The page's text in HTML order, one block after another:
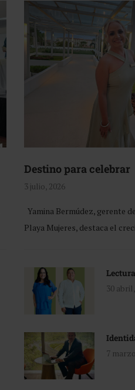
Destino para celebrar
3 julio, 2026
Yamina Bermúdez, gerente
Playa Mujeres, destaca el
30
7